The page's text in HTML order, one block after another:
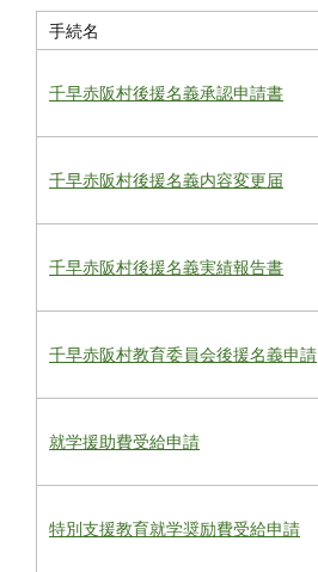
手続名
千早赤阪村後援名義承認申請書
千早赤阪村後援名義内容変更届
千早赤阪村後援名義実績報告書
千早赤阪村教育委員会後援名義申請
就学援助費受給申請
特別支援教育就学奨励費受給申請